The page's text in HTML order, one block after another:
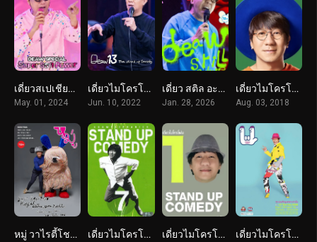
เดี่ยวสเปเชียล ซูเปอร์ซอฟต์พาวเวอร์ (2024) Deaw Special Super Soft Power
May. 01, 2024
เดี่ยวไมโครโฟน 13 (2022) Deaw 13
Jun. 10, 2022
เดี่ยว สติล อะไลฟ์ (2026) Deaw Still Alive
Jan. 28, 2026
เดี่ยวไมโครโฟน 12 (2018) Deaw 12
Aug. 03, 2018
หมู่ วาไรตี้โชว์ อุดมและผองเพื่อน (2016) เดี่ยวไมโครโฟน 7 (2008) Deaw 7 เดี่ยวไมโครโฟน 10 (2013) Deaw 10 เดี่ยวไมโครโฟน 11 (2015) Deaw 11